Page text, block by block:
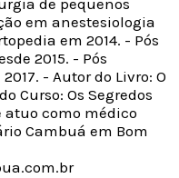
de pequenos
em anestesiologia
em 2014. - Pós
2015. - Pós
- Autor do Livro: O
Curso: Os Segredos
atuo como médico
Cambuá em Bom